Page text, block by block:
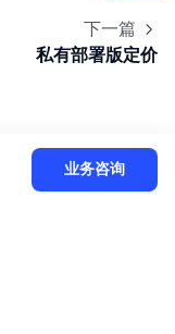
下一篇
私有部署版定价
业务咨询